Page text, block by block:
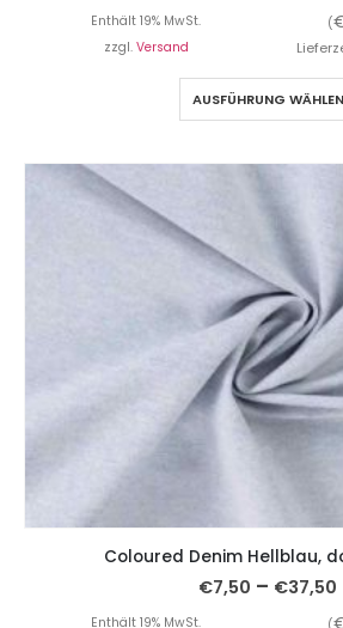
Enthält 19% MwSt. (
zzgl. Versand
AUSFÜHRUNG WÄHLEN
Coloured Denim Hellblau,
€7,50 – €37,50
Enthält 19% MwSt.